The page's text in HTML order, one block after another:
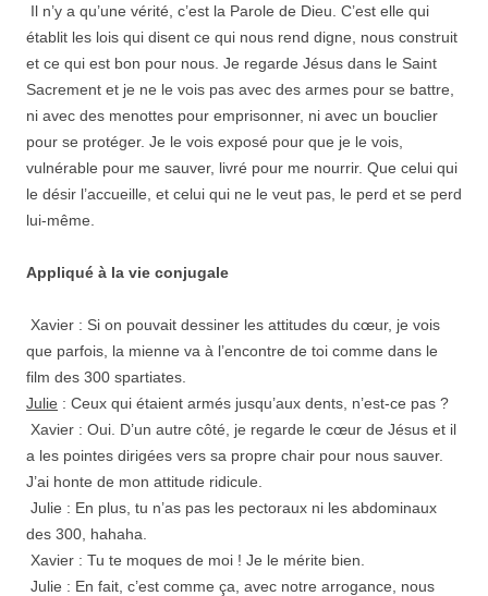
Il n’y a qu’une vérité, c’est la Parole de Dieu. C’est elle qui
établit les lois qui disent ce qui nous rend digne, nous construit
et ce qui est bon pour nous. Je regarde Jésus dans le Saint
Sacrement et je ne le vois pas avec des armes pour se battre,
ni avec des menottes pour emprisonner, ni avec un bouclier
pour se protéger. Je le vois exposé pour que je le vois,
vulnérable pour me sauver, livré pour me nourrir. Que celui qui
le désir l’accueille, et celui qui ne le veut pas, le perd et se perd
lui-même.
Appliqué à la vie conjugale
Xavier : Si on pouvait dessiner les attitudes du cœur, je vois
que parfois, la mienne va à l’encontre de toi comme dans le
film des 300 spartiates.
Julie : Ceux qui étaient armés jusqu’aux dents, n’est-ce pas ?
Xavier : Oui. D’un autre côté, je regarde le cœur de Jésus et il
a les pointes dirigées vers sa propre chair pour nous sauver.
J’ai honte de mon attitude ridicule.
Julie : En plus, tu n’as pas les pectoraux ni les abdominaux
des 300, hahaha.
Xavier : Tu te moques de moi ! Je le mérite bien.
Julie : En fait, c’est comme ça, avec notre arrogance, nous